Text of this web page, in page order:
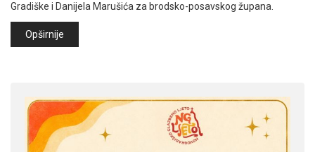
Gradiške i Danijela Marušića za brodsko-posavskog župana.
Opširnije